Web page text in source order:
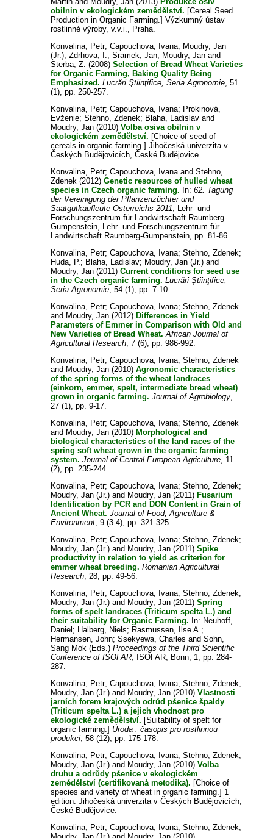
obilnin v ekologickém zemědělství. [Cereal Seed
Production in Organic Farming.] Výzkumný ústav
rostlinné výroby, v.v.i., Praha.
Konvalina, Petr;Capouchova, Ivana; Moudry, Jan
(Jr.);Zdrhova, I.;Sramek, Jan; Moudry, Jan and
Sterba, Z. (2008)Selection of Bread Wheat Varieties
for Organic Farming, Baking Quality Being
Emphasized. Lucrări Ştiinţifice, Seria Agronomie, 51
(1), pp. 250-257.
Konvalina, Petr;Capouchova, Ivana; Prokinová,
Evženie;Stehno, Zdenek; Blaha, Ladislav and
Moudry, Jan (2010)Volba osiva obilnin v
ekologickém zemědělství. [Choice of seed of
cereals in organic farming.] Jihočeská univerzita v
Českých Budějovicích, České Budějovice.
Konvalina, Petr;Capouchova, IvanaandStehno,
Zdenek (2012)Genetic resources of hulled wheat
species in Czech organic farming. In:62. Tagung
der Vereinigung der Pflanzenzüchter und
Saatgutkaufleute Österreichs 2011, Lehr- und
Forschungszentrum für Landwirtschaft Raumberg-
Gumpenstein, Lehr- und Forschungszentrum für
Landwirtschaft Raumberg-Gumpenstein, pp. 81-86.
Konvalina, Petr;Capouchova, Ivana;Stehno, Zdenek;
Huda, P.; Blaha, Ladislav; Moudry, Jan (Jr.) and
Moudry, Jan (2011)Current conditions for seed use
in the Czech organic farming. Lucrări Ştiinţifice,
Seria Agronomie, 54 (1), pp. 7-10.
Konvalina, Petr;Capouchova, Ivana;Stehno, Zdenek
and Moudry, Jan (2012) Differences in Yield
Parameters of Emmer in Comparison with Old and
New Varieties of Bread Wheat. African Journal of
Agricultural Research, 7 (6), pp. 986-992.
Konvalina, Petr;Capouchova, Ivana;Stehno, Zdenek
and Moudry, Jan (2010)Agronomic characteristics
of the spring forms of the wheat landraces
(einkorn, emmer, spelt, intermediate bread wheat)
grown in organic farming. Journal of Agrobiology,
27 (1), pp. 9-17.
Konvalina, Petr;Capouchova, Ivana;Stehno, Zdenek
and Moudry, Jan (2010) Morphological and
biological characteristics of the land races of the
spring soft wheat grown in the organic farming
system. Journal of Central European Agriculture, 11
(2), pp. 235-244.
Konvalina, Petr;Capouchova, Ivana;Stehno, Zdenek;
Moudry, Jan (Jr.) and Moudry, Jan (2011) Fusarium
Identification by PCR and DON Content in Grain of
Ancient Wheat. Journal of Food, Agriculture &
Environment, 9 (3-4), pp. 321-325.
Konvalina, Petr;Capouchova, Ivana;Stehno, Zdenek;
Moudry, Jan (Jr.) and Moudry, Jan (2011)Spike
productivity in relation to yield as criterion for
emmer wheat breeding. Romanian Agricultural
Research, 28, pp. 49-56.
Konvalina, Petr;Capouchova, Ivana;Stehno, Zdenek;
Moudry, Jan (Jr.) and Moudry, Jan (2011)Spring
forms of spelt landraces (Triticum spelta L.) and
their suitability for Organic Farming. In: Neuhoff,
Daniel ; Halberg, Niels; Rasmussen, Ilse A.;
Hermansen, John;Ssekyewa, Charles andSohn,
Sang Mok (Eds.)Proceedings of the Third Scientific
Conference of ISOFAR, ISOFAR, Bonn, 1, pp. 284-
287.
Konvalina, Petr;Capouchova, Ivana;Stehno, Zdenek;
Moudry, Jan (Jr.) and Moudry, Jan (2010)Vlastnosti
jarních forem krajových odrůd pšenice špaldy
(Triticum spelta L.) a jejich vhodnost pro
ekologické zemědělství. [Suitability of spelt for
organic farming.] Úroda : časopis pro rostlinnou
produkci, 58 (12), pp. 175-178.
Konvalina, Petr;Capouchova, Ivana;Stehno, Zdenek;
Moudry, Jan (Jr.) and Moudry, Jan (2010)Volba
druhu a odrůdy pšenice v ekologickém
zemědělství (certifikovaná metodika). [Choice of
species and variety of wheat in organic farming.] 1
edition. Jihočeská univerzita v Českých Budějovicích,
České Budějovice.
Konvalina, Petr;Capouchova, Ivana;Stehno, Zdenek;